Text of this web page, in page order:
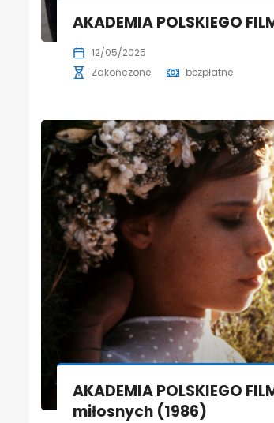
AKADEMIA POLSKIEGO
12/05/2025
Zakończone
bezpłatne
AKADEMIA POLSKIEGO
miłosnych (1986)